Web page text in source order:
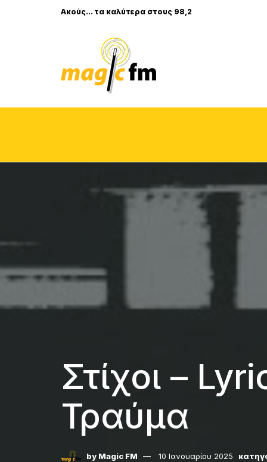
Ακούς... τα καλύτερα στους 98,2
Στίχοι –
Τραύμα
by Magic FM 10 Ιανουαρίου 2025